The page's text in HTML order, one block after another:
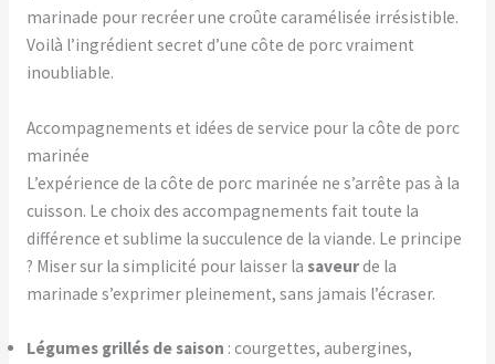
marinade pour recréer une croûte caramélisée irrésistible.
Voilà l’ingrédient secret d’une côte de porc vraiment
inoubliable.
Accompagnements et idées de service pour la côte de porc
marinée
L’expérience de la côte de porc marinée ne s’arrête pas à la
cuisson. Le choix des accompagnements fait toute la
différence et sublime la succulence de la viande. Le principe
? Miser sur la simplicité pour laisser la saveurde la
marinade s’exprimer pleinement, sans jamais l’écraser.
Légumes grillés de saison : courgettes, aubergines,